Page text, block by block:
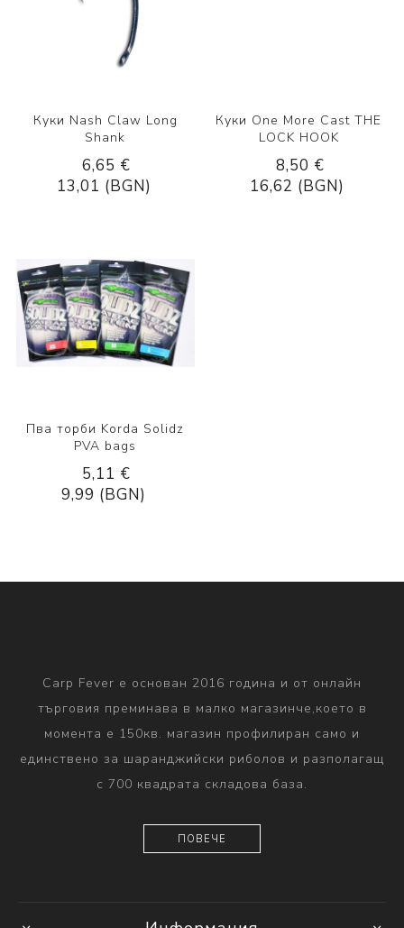
Куки Nash Claw Long
Shank
6,65 €
13,01 (BGN)
Куки One More Cast THE
LOCK HOOK
8,50 €
16,62 (BGN)
Пва торби Korda Solidz
PVA bags
5,11 €
9,99 (BGN)
Carp Fever е основан 2016 година и от онлайн
търговия преминава в малко магазинче,което в
момента е 150кв. магазин профилиран само и
единствено за шаранджийски риболов и разполагащ
с 700 квадрата складова база.
ПОВЕЧЕ